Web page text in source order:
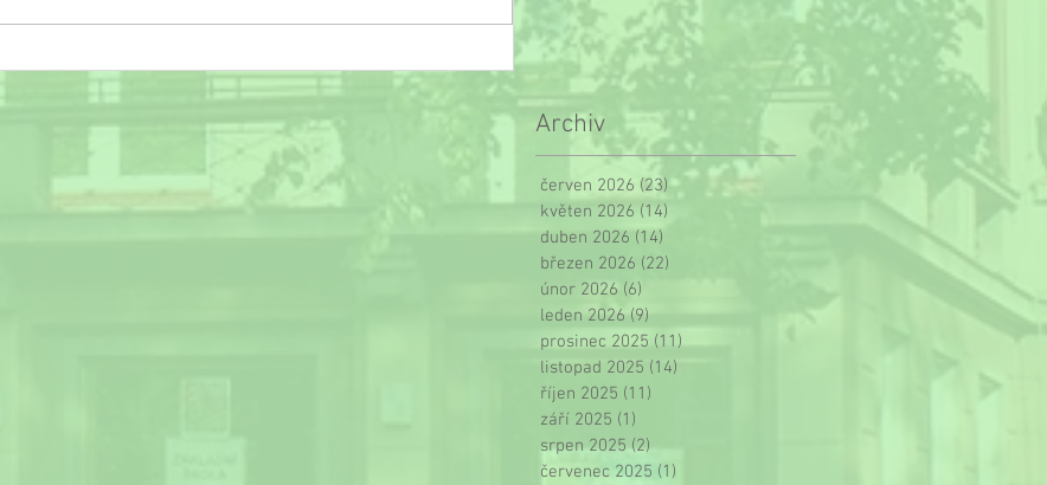
Slavnostní ukončení školního roku
Archiv
červen 2026 (23) 23 příspěvků
květen 2026 (14)
duben 2026 (14)
březen 2026 (22)
únor 2026 (6)
leden 2026 (9) 9 příspěvků
prosinec 2025 (11)
listopad 2025 (14)
říjen 2025 (11)
září 2025 (1)
srpen 2025 (2)
červenec 2025 (1)